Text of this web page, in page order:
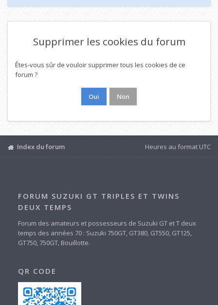
Supprimer les cookies du forum
Êtes-vous sûr de vouloir supprimer tous les cookies de ce
forum ?
Index du forum Heures au format UTC
FORUM SUZUKI GT TRIPLES ET TWINS
DEUX TEMPS
Forum des amateurs et possesseurs de Suzuki GT et T deux
temps des années 70 : Suzuki 750GT, GT380, GT550, GT125,
GT750, 750GT, Bouillotte.
QR CODE